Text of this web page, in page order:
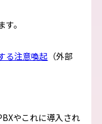
。
る注意喚起 （外部
やこれに導入され